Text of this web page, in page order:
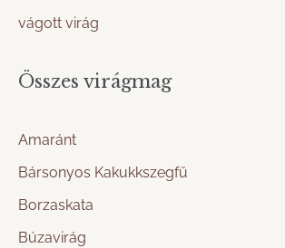
vágott virág
Összes virágmag
Amaránt
Bársonyos Kakukkszegfű
Borzaskata
Búzavirág